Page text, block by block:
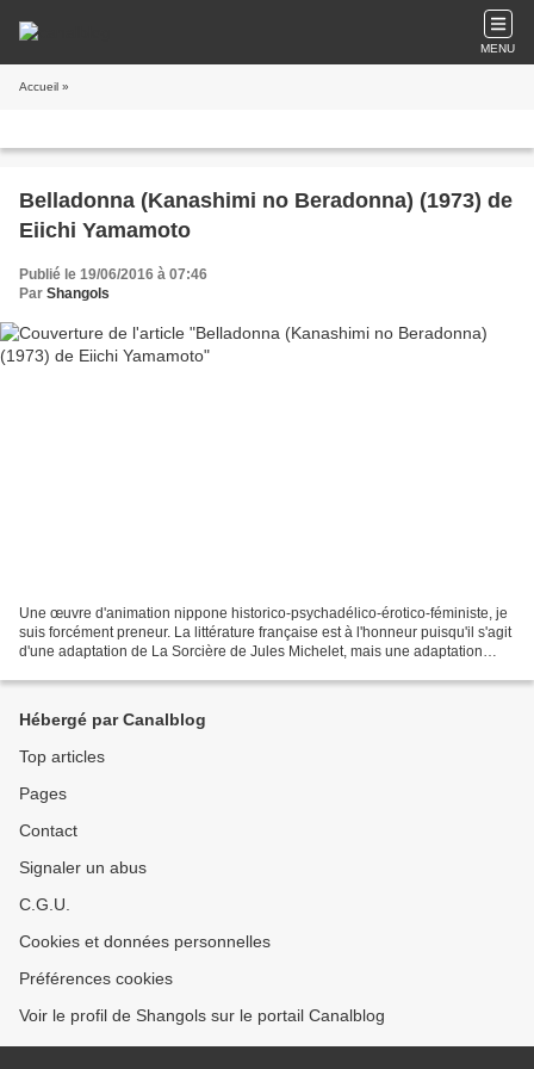
MENU
Accueil »
Belladonna (Kanashimi no Beradonna) (1973) de
Eiichi Yamamoto
Publié le 19/06/2016 à 07:46
Par Shangols
Une œuvre d'animation nippone historico-psychadélico-érotico-féministe, je
suis forcément preneur. La littérature française est à l'honneur puisqu'il s'agit
d'une adaptation de La Sorcière de Jules Michelet, mais une adaptation
Hébergé par Canalblog
Top articles
Pages
Contact
Signaler un abus
C.G.U.
Cookies et données personnelles
Préférences cookies
Voir le profil de Shangols sur le portail Canalblog